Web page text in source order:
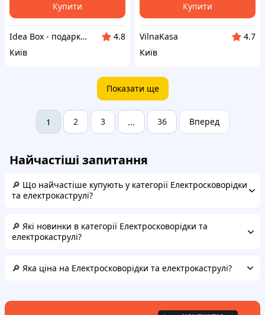
Купити
Idea Box - подарки для всей семьи
4.8
Київ
Купити
VilnaKasa
4.7
Київ
Показати ще
1 2 3 ... 36 Вперед
Найчастіші запитання
🔎 Що найчастіше купують у категорії Електросковорідки
та електрокаструлі?
🔎 Які новинки в категорії Електросковорідки та
електрокаструлі?
🔎 Яка ціна на Електросковорідки та електрокаструлі?